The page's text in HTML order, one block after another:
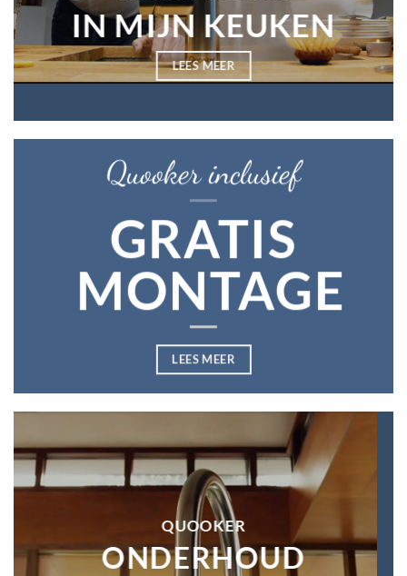
IN MIJN KEUKEN
LEES MEER
Quooker inclusief
GRATIS
MONTAGE
LEES MEER
QUOOKER
ONDERHOUD